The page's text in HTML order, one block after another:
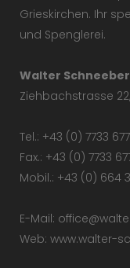
Grieskirchen. Ihr
und Spenglerei.
Walter
Ziehbachstrasse
Tel.: +43 (0) 7733
Fax.: +43 (0) 7733
Mobil.: +43 (0) 664
E-Mail:
Web: www.walter-